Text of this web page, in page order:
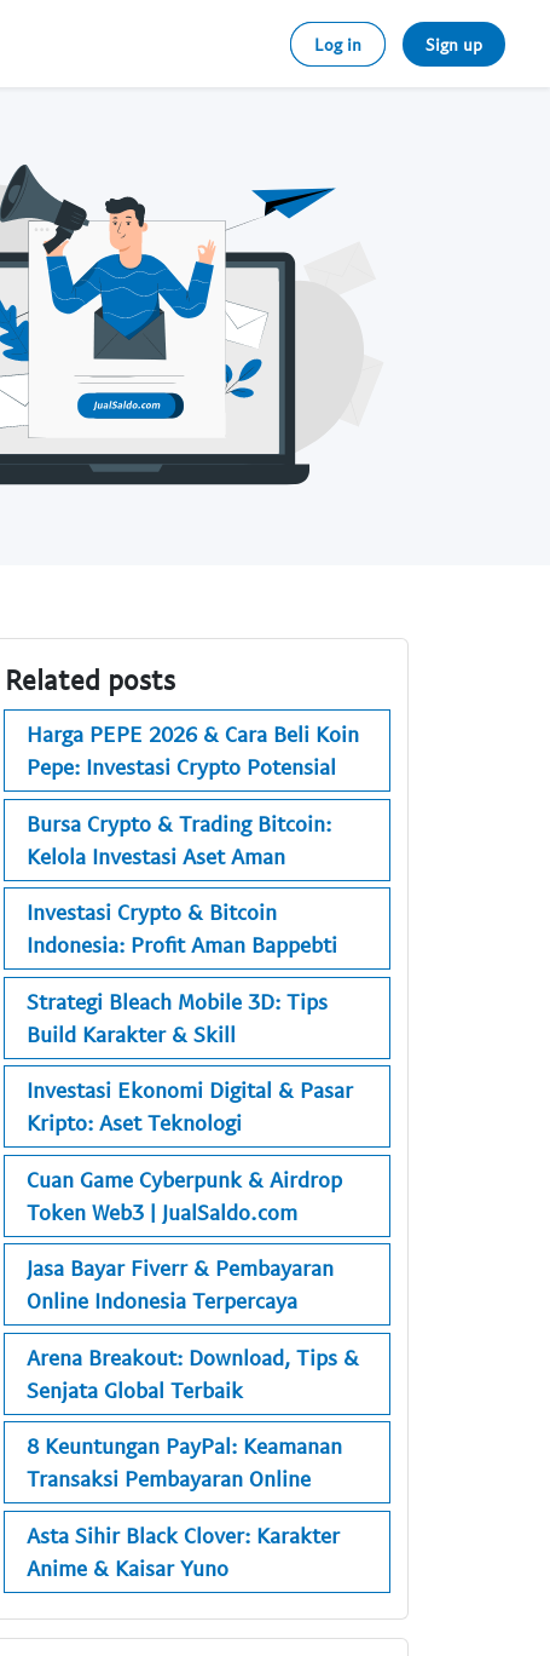
Log in Sign up
Related posts
Harga PEPE 2026 & Cara Beli Koin
Pepe: Investasi Crypto Potensial
Bursa Crypto & Trading Bitcoin:
Kelola Investasi Aset Aman
Investasi Crypto & Bitcoin
Indonesia: Profit Aman Bappebti
Strategi Bleach Mobile 3D: Tips
Build Karakter & Skill
Investasi Ekonomi Digital & Pasar
Kripto: Aset Teknologi
Cuan Game Cyberpunk & Airdrop
Token Web3 | JualSaldo.com
Jasa Bayar Fiverr & Pembayaran
Online Indonesia Terpercaya
Arena Breakout: Download, Tips &
Senjata Global Terbaik
8 Keuntungan PayPal: Keamanan
Transaksi Pembayaran Online
Asta Sihir Black Clover: Karakter
Anime & Kaisar Yuno